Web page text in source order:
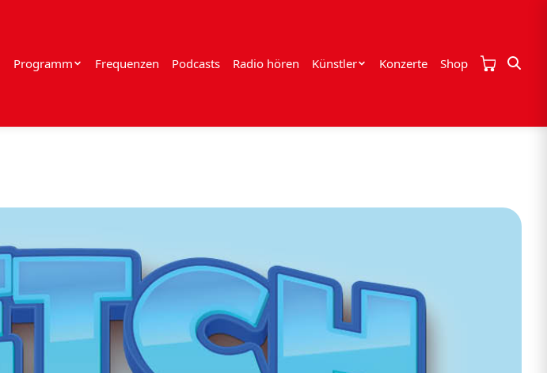
Programm Frequenzen Podcasts Radio hören Künstler Konzerte Shop